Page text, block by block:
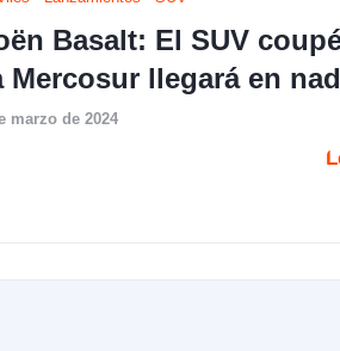
Basalt: El SUV
Mercosur llegará en
marzo de 2024